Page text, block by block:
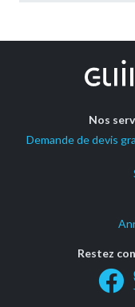
Nos
Demande de devis
Restez